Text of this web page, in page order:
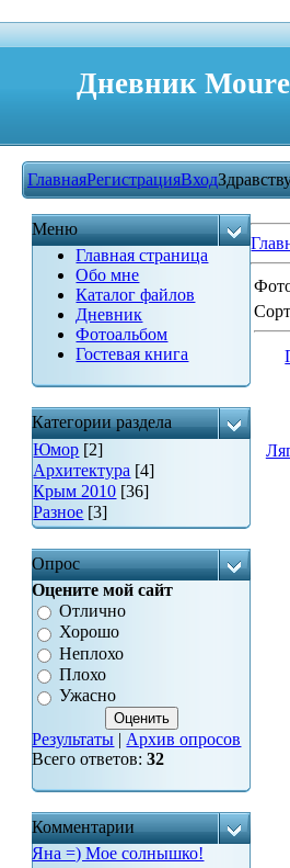
Дневник
ГлавнаяРегистрацияВход
Меню
Главная страница
Обо мне
Каталог файлов
Дневник
Фотоальбом
Гостевая книга
Категории раздела
Юмор [2]
Архитектура [4]
Крым 2010 [36]
Разное [3]
Опрос
Оцените мой сайт
Отлично
Хорошо
Неплохо
Плохо
Ужасно
Результаты | Архив опросов
Всего ответов:32
Комментарии
Яна =) Мое солнышко!